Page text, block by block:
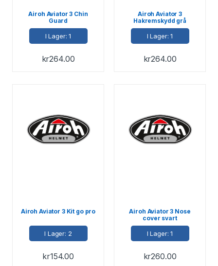
Airoh Aviator 3 Chin
Guard
I Lager: 1
kr264.00
Airoh Aviator 3
Hakremskydd grå
L,XL,2XL
I Lager: 1
kr264.00
Airoh Aviator 3 Kit go pro
I Lager: 2
kr154.00
Airoh Aviator 3 Nose
cover svart
I Lager: 1
kr260.00